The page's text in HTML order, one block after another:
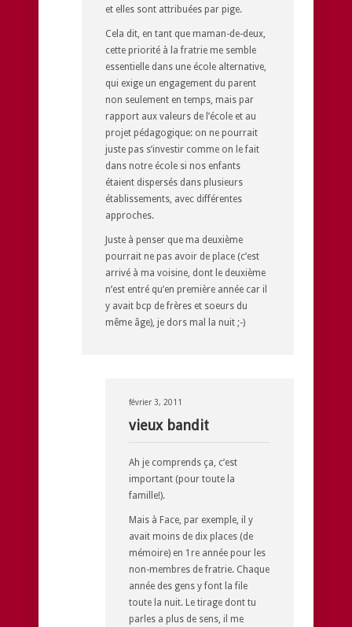
et elles sont attribuées par pige.
Cela dit, en tant que maman-de-deux,
cette priorité à la fratrie me semble
essentielle dans une école alternative,
qui exige un engagement du parent
non seulement en temps, mais par
rapport aux valeurs de l’école et au
projet pédagogique: on ne pourrait
juste pas s’investir comme on le fait
dans notre école si nos enfants
étaient dispersés dans plusieurs
établissements, avec différentes
approches.
Juste à penser que ma deuxième
pourrait ne pas avoir de place (c’est
arrivé à ma voisine, dont le deuxième
n’est entré qu’en première année car il
y avait bcp de frères et soeurs du
même âge), je dors mal la nuit ;-)
février 3, 2011
vieux bandit
Ah je comprends ça, c’est
important (pour toute la
famille!).
Mais à Face, par exemple, il y
avait moins de dix places (de
mémoire) en 1re année pour les
non-membres de fratrie. Chaque
année des gens y font la file
toute la nuit. Le tirage dont tu
parles a plus de sens, il me